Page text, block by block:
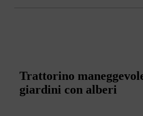
Trattorino
giardini con alberi